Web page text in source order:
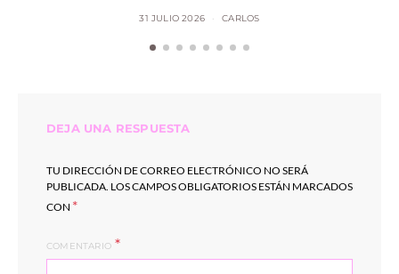
31 JULIO 2026 CARLOS
DEJA UNA RESPUESTA
TU DIRECCIÓN DE CORREO ELECTRÓNICO NO SERÁ
PUBLICADA. LOS CAMPOS OBLIGATORIOS ESTÁN MARCADOS
CON *
COMENTARIO